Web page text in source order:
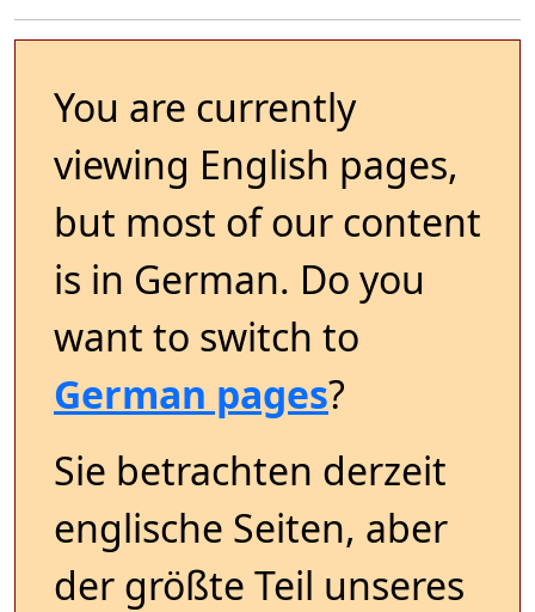
You are currently
viewing English pages,
but most of our content
is in German. Do you
want to switch to
German pages?
Sie betrachten derzeit
englische Seiten, aber
der größte Teil unseres